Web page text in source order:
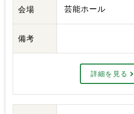
会場 芸能ホール
備考
詳細を見る